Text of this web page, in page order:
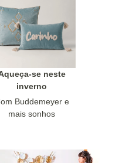
se neste
inverno
Buddemeyer e
mais sonhos